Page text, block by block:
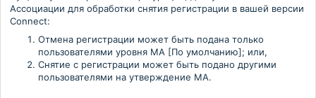
Ассоциации для обработки снятия регистрации в вашей версии
Connect:
Отмена регистрации может быть подана только
пользователями уровня MA [По умолчанию]; или,
Снятие с регистрации может быть подано другими
пользователями на утверждение МА.